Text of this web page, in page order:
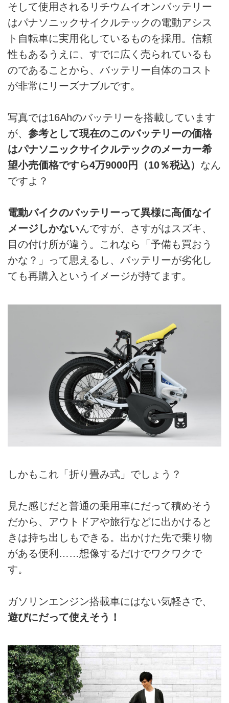
そして使用されるリチウムイオンバッテリー
はパナソニックサイクルテックの電動アシス
ト自転車に実用化しているものを採用。信頼
性もあるうえに、すでに広く売られているも
のであることから、バッテリー自体のコスト
が非常にリーズナブルです。
写真では16Ahのバッテリーを搭載しています
が、 参考として現在のこのバッテリーの価格
はパナソニックサイクルテックのメーカー希
望小売価格ですら4万9000円（10％税込） なん
ですよ？
電動バイクのバッテリーって異様に高価なイ
メージしかないんですが、さすがはスズキ、
目の付け所が違う。これなら「予備も買おう
かな？」って思えるし、バッテリーが劣化し
ても再購入というイメージが持てます。
しかもこれ「折り畳み式」でしょう？
見た感じだと普通の乗用車にだって積めそう
だから、アウトドアや旅行などに出かけると
きは持ち出しもできる。出かけた先で乗り物
がある便利……想像するだけでワクワクで
す。
ガソリンエンジン搭載車にはない気軽さで、
遊びにだって使えそう！